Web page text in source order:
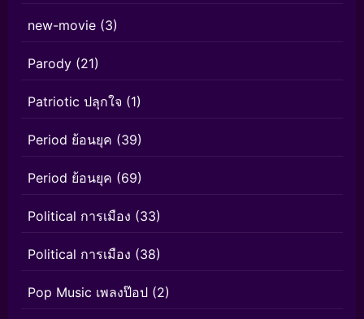
new-movie (3)
Parody (21)
Patriotic ปลุกใจ (1)
Period ย้อนยุค (39)
Period ย้อนยุค (69)
Political การเมือง (33)
Political การเมือง (38)
Pop Music เพลงป๊อป (2)